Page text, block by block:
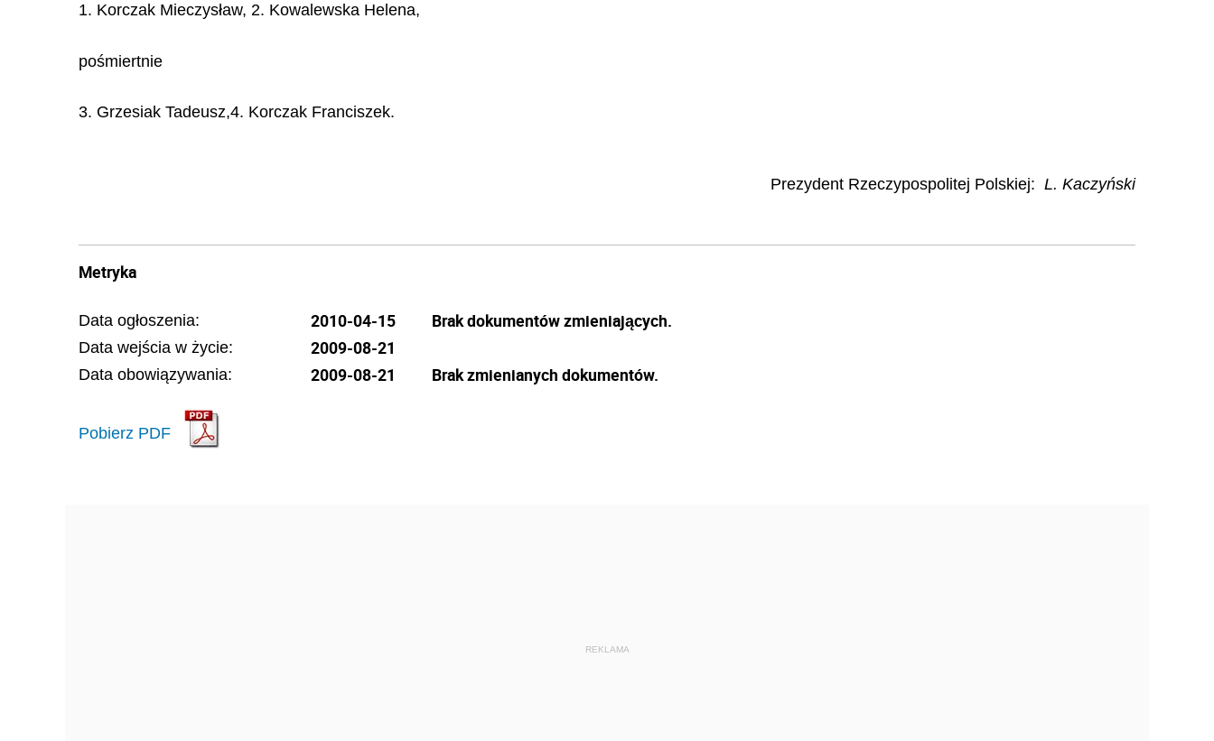
1. Korczak Mieczysław, 2. Kowalewska Helena,
pośmiertnie
3. Grzesiak Tadeusz,4. Korczak Franciszek.
Prezydent Rzeczypospolitej Polskiej: L. Kaczyński
Metryka
Data ogłoszenia: 2010-04-15
Data wejścia w życie: 2009-08-21
Data obowiązywania: 2009-08-21
Pobierz PDF
Brak dokumentów zmieniających.
Brak zmienianych dokumentów.